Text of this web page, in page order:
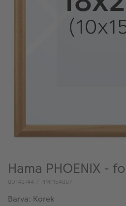
Hama PHOENIX -
80148744 / PIM1154887
Barva: Korek